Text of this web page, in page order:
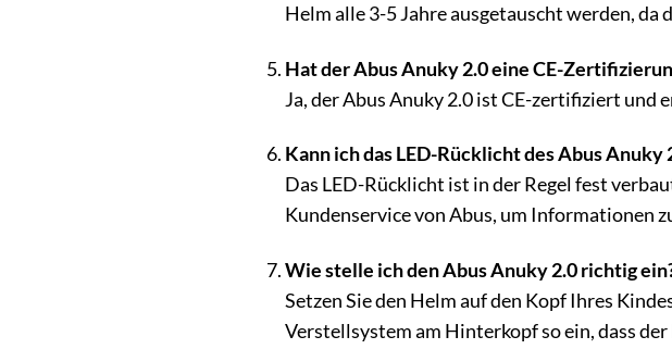
Helm alle 3-5 Jahre ausgetauscht werden,
Hat der Abus Anuky 2.0 eine CE-
Ja, der Abus Anuky 2.0 ist CE-zertifiziert
Kann ich das LED-Rücklicht des Abus Anuky
Das LED-Rücklicht ist in der Regel fest
Kundenservice von Abus, um Informationen
Wie stelle ich den Abus Anuky 2.0 richtig
Setzen Sie den Helm auf den Kopf Ihres
Verstellsystem am Hinterkopf so ein, dass